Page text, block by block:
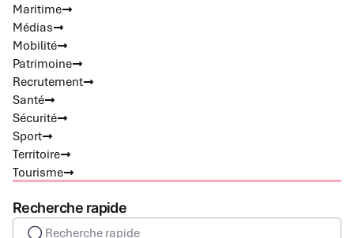
Maritime
Médias
Mobilité
Patrimoine
Recrutement
Santé
Sécurité
Sport
Territoire
Tourisme
Recherche rapide
Recherche rapide